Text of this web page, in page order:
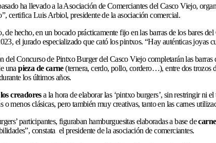
ha llevado a la Asociación de Comerciantes del Casco Viejo,
certifica Luis Arbiol, presidente de la asociación comercial.
hecho, en un bocado prácticamente fijo en las barras de los bares
el jurado especializado que cató los pintxos. “Hay auténticas joyas
del Concurso de Pintxo Burger del Casco Viejo completarán las
unapieza de carne(ternera, cerdo, pollo, cordero…), entre dos trozos
los últimos años.
creadoresa la hora de elaborar las ‘pintxo burgers’, sin restringir ni
menos clásicas, pero también muy creativas, tanto en las carnes
participantes, figuraban hamburguesitas elaboradas a base de
constata el presidente de la asociación de comerciantes.